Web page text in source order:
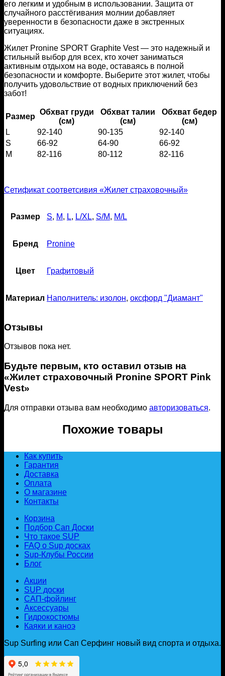
его легким и удобным в использовании. Защита от
случайного расстёгивания молнии добавляет
уверенности в безопасности даже в экстренных
ситуациях.
Жилет Pronine SPORT Graphite Vest — это надежный и
стильный выбор для всех, кто хочет заниматься
активным отдыхом на воде, оставаясь в полной
безопасности и комфорте. Выберите этот жилет, чтобы
получить удовольствие от водных приключений без
забот!
Размер
Обхват груди
(см)
Обхват талии
(см)
Обхват бедер
(см)
L
92-140 90-135
92-140
S
66-92 64-90
66-92
M
82-116 80-112 82-116
Сетификат соответсивия «Жилет страховочный»
Размер S, M, L, L/XL, S/M, M/L
Бренд Pronine
Цвет Графитовый
Материал Наполнитель: изолон, оксфорд "Диамант"
Отзывы
Отзывов пока нет.
Будьте первым, кто оставил отзыв на
«Жилет страховочный Pronine SPORT Pink
Vest»
Для отправки отзыва вам необходимо авторизоваться.
Похожие товары
Как купить
Гарантия
Доставка
Оплата
О магазине
Контакты
Корзина
Подбор Сап Доски
Что такое SUP
FAQ о Sup досках
Sup-Клубы России
Блог
Акции
SUP доски
САП-фойлинг
Аксессуары
Гидрокостюмы
Каяки и каноэ
Sup Surfing или Сап Серфинг новый вид спорта и отдыха.